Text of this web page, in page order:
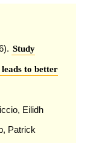
Study
to better
Eilidh
Patrick